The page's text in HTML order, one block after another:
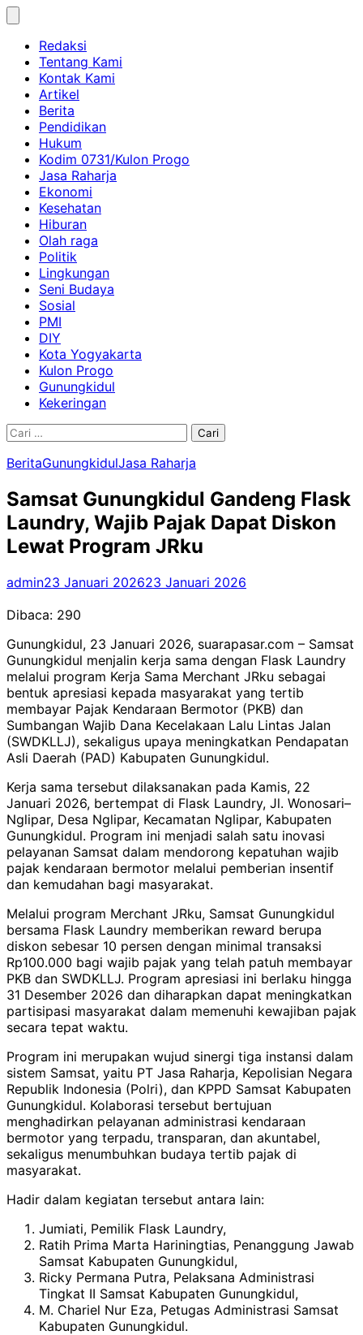
Skip
contentRedaksi
Tentang Kami
Kontak Kami
Artikel
Berita
Pendidikan
Hukum
Kodim 0731/Kulon Progo
Jasa Raharja
Ekonomi
Kesehatan
Hiburan
Olah raga
Politik
Lingkungan
Seni Budaya
Sosial
PMI
DIY
Kota Yogyakarta
Kulon Progo
Gunungkidul
Kekeringan
Cari
BeritaGunungkidulJasa Raharja
Samsat Gunungkidul Gandeng Flask
Laundry, Wajib Pajak Dapat Diskon
Lewat Program JRku
admin23 Januari 202623 Januari 2026
Dibaca: 290
Gunungkidul, 23 Januari 2026, suarapasar.com – Samsat
Gunungkidul menjalin kerja sama dengan Flask Laundry
melalui program Kerja Sama Merchant JRku sebagai
bentuk apresiasi kepada masyarakat yang tertib
membayar Pajak Kendaraan Bermotor (PKB) dan
Sumbangan Wajib Dana Kecelakaan Lalu Lintas Jalan
(SWDKLLJ), sekaligus upaya meningkatkan Pendapatan
Asli Daerah (PAD) Kabupaten Gunungkidul.
Kerja sama tersebut dilaksanakan pada Kamis, 22
Januari 2026, bertempat di Flask Laundry, Jl. Wonosari–
Nglipar, Desa Nglipar, Kecamatan Nglipar, Kabupaten
Gunungkidul. Program ini menjadi salah satu inovasi
pelayanan Samsat dalam mendorong kepatuhan wajib
pajak kendaraan bermotor melalui pemberian insentif
dan kemudahan bagi masyarakat.
Melalui program Merchant JRku, Samsat Gunungkidul
bersama Flask Laundry memberikan reward berupa
diskon sebesar 10 persen dengan minimal transaksi
Rp100.000 bagi wajib pajak yang telah patuh membayar
PKB dan SWDKLLJ. Program apresiasi ini berlaku hingga
31 Desember 2026 dan diharapkan dapat meningkatkan
partisipasi masyarakat dalam memenuhi kewajiban pajak
secara tepat waktu.
Program ini merupakan wujud sinergi tiga instansi dalam
sistem Samsat, yaitu PT Jasa Raharja, Kepolisian Negara
Republik Indonesia (Polri), dan KPPD Samsat Kabupaten
Gunungkidul. Kolaborasi tersebut bertujuan
menghadirkan pelayanan administrasi kendaraan
bermotor yang terpadu, transparan, dan akuntabel,
sekaligus menumbuhkan budaya tertib pajak di
masyarakat.
Hadir dalam kegiatan tersebut antara lain:
Jumiati, Pemilik Flask Laundry,
Ratih Prima Marta Hariningtias, Penanggung Jawab
Samsat Kabupaten Gunungkidul,
Ricky Permana Putra, Pelaksana Administrasi
Tingkat II Samsat Kabupaten Gunungkidul,
M. Chariel Nur Eza, Petugas Administrasi Samsat
Kabupaten Gunungkidul.